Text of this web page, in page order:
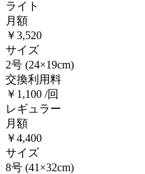
ライト
月額
￥3,520
サイズ
2号 (24×19cm)
交換利用料
￥1,100 /回
レギュラー
月額
￥4,400
サイズ
8号 (41×32cm)